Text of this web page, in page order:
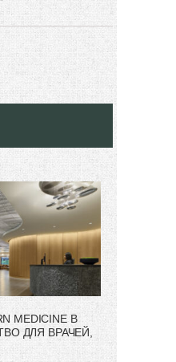
MEDICINE В
ДЛЯ ВРАЧЕЙ,